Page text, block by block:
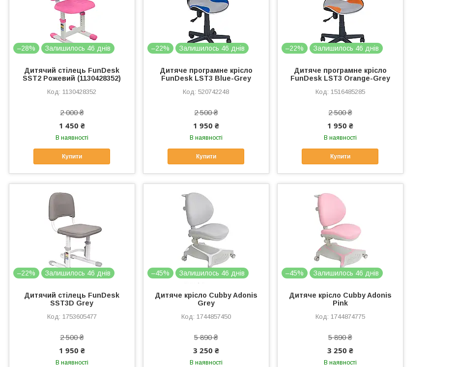
–28% Залишилось 46 днів
Дитячий стілець FunDesk
SST2 Рожевий (1130428352)
1130428352
2 000 ₴
1 450 ₴
В наявності
Купити
–22% Залишилось 46 днів
Дитяче програмне крісло
FunDesk LST3 Blue-Grey
520742248
2 500 ₴
1 950 ₴
В наявності
Купити
–22% Залишилось 46 днів
Дитяче програмне крісло
FunDesk LST3 Orange-Grey
1516485285
2 500 ₴
1 950 ₴
В наявності
Купити
–22% Залишилось 46 днів
Дитячий стілець FunDesk
SST3D Grey
1753605477
2 500 ₴
1 950 ₴
В наявності
–45% Залишилось 46 днів
Дитяче крісло Cubby Adonis
Grey
1744857450
5 890 ₴
3 250 ₴
В наявності
–45% Залишилось 46 днів
Дитяче крісло Cubby Adonis
Pink
1744874775
5 890 ₴
3 250 ₴
В наявності